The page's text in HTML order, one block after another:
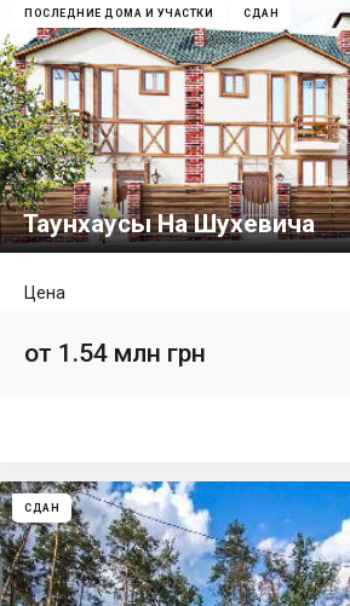
ПОСЛЕДНИЕ ДОМА И УЧАСТКИ СДАН
Таунхаусы На Шухевича
Цена
от 1.54 млн грн
СДАН